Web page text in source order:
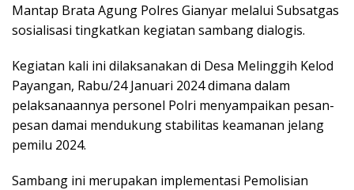
Mantap Brata Agung Polres Gianyar melalui Subsatgas
sosialisasi tingkatkan kegiatan sambang dialogis.
Kegiatan kali ini dilaksanakan di Desa Melinggih Kelod
Payangan, Rabu/24 Januari 2024 dimana dalam
pelaksanaannya personel Polri menyampaikan pesan-
pesan damai mendukung stabilitas keamanan jelang
pemilu 2024.
Sambang ini merupakan implementasi Pemolisian